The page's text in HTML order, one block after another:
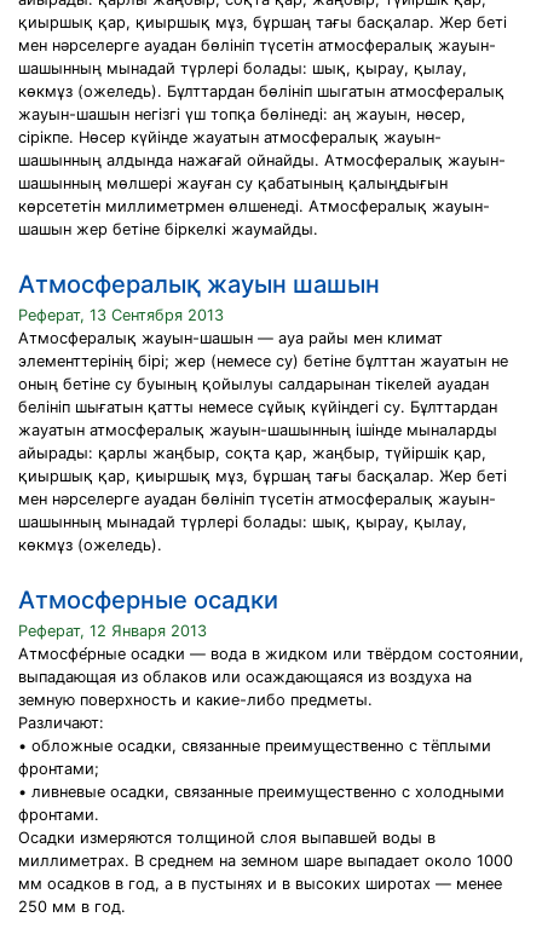
қиыршық қар, қиыршық мұз, бұршаң тағы басқалар. Жер беті
мен нәрселерге ауадан бөлініп түсетін атмосфералық жауын-
шашынның мынадай түрлері болады: шық, қырау, қылау,
көкмұз (ожеледь). Бұлттардан бөлініп шыгатын атмосфералық
жауын-шашын негізгі үш топқа бөлінеді: аң жауын, нөсер,
сірікпе. Нөсер күйінде жауатын атмосфералық жауын-
шашынның алдында нажағай ойнайды. Атмосфералық жауын-
шашынның мөлшері жауған су қабатының қалыңдығын
көрсететін миллиметрмен өлшенеді. Атмосфералық жауын-
шашын жер бетіне біркелкі жаумайды.
Атмосфералық жауын шашын
Реферат, 13 Сентября 2013
Атмосфералық жауын-шашын — ауа райы мен климат
элементтерінің бірі; жер (немесе су) бетіне бұлттан жауатын не
оның бетіне су буының қойылуы салдарынан тікелей ауадан
белініп шығатын қатты немесе сұйық күйіндегі су. Бұлттардан
жауатын атмосфералық жауын-шашынның ішінде мыналарды
айырады: қарлы жаңбыр, соқта қар, жаңбыр, түйіршік қар,
қиыршық қар, қиыршық мұз, бұршаң тағы басқалар. Жер беті
мен нәрселерге ауадан бөлініп түсетін атмосфералық жауын-
шашынның мынадай түрлері болады: шық, қырау, қылау,
көкмұз (ожеледь).
Атмосферные осадки
Реферат, 12 Января 2013
Атмосфе́рные осадки — вода в жидком или твёрдом состоянии,
выпадающая из облаков или осаждающаяся из воздуха на
земную поверхность и какие-либо предметы.
Различают:
• обложные осадки, связанные преимущественно с тёплыми
фронтами;
• ливневые осадки, связанные преимущественно с холодными
фронтами.
Осадки измеряются толщиной слоя выпавшей воды в
миллиметрах. В среднем на земном шаре выпадает около 1000
мм осадков в год, а в пустынях и в высоких широтах — менее
250 мм в год.